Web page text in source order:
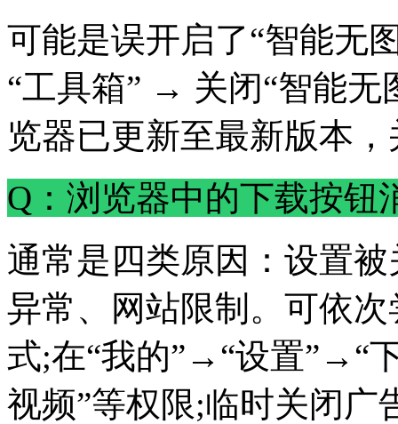
可能是误开启了“智能无
“工具箱” → 关闭“智能无
览器已更新至最新版本
Q：浏览器中的下载按钮
通常是四类原因：设置
异常、网站限制。可依
式;在“我的”→“设置”→“
视频”等权限;临时关闭广